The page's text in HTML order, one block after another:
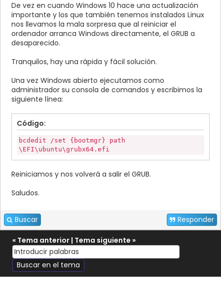
De vez en cuando Windows 10 hace una actualización
importante y los que también tenemos instalados Linux
nos llevamos la mala sorpresa que al reiniciar el
ordenador arranca Windows directamente, el GRUB a
desaparecido.
Tranquilos, hay una rápida y fácil solución.
Una vez Windows abierto ejecutamos como
administrador su consola de comandos y escribimos la
siguiente línea:
Código:
bcdedit /set {bootmgr} path
\EFI\ubuntu\grubx64.efi
Reiniciamos y nos volverá a salir el GRUB.
Saludos.
Buscar Responder
« Tema anterior | Tema siguiente »